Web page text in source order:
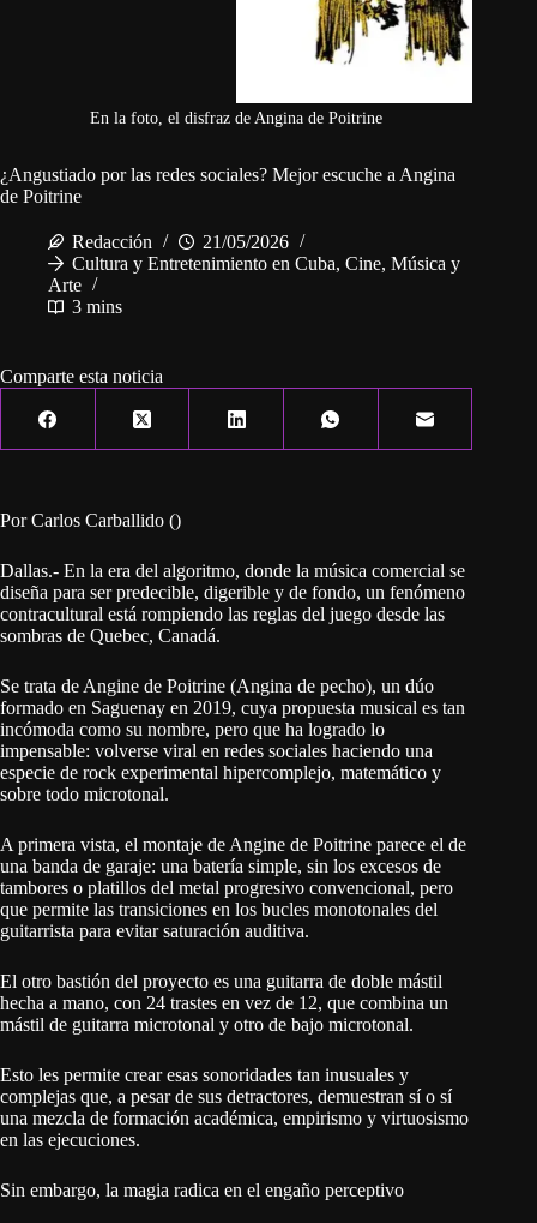
En la foto, el disfraz de Angina de Poitrine
¿Angustiado por las redes sociales? Mejor escuche a Angina
de Poitrine
Redacción
21/05/2026
Cultura y Entretenimiento en Cuba, Cine, Música y
Arte
3 mins
Comparte esta noticia
Por Carlos Carballido ()
Dallas.- En la era del algoritmo, donde la música comercial se
diseña para ser predecible, digerible y de fondo, un fenómeno
contracultural está rompiendo las reglas del juego desde las
sombras de Quebec, Canadá.
Se trata de Angine de Poitrine (Angina de pecho), un dúo
formado en Saguenay en 2019, cuya propuesta musical es tan
incómoda como su nombre, pero que ha logrado lo
impensable: volverse viral en redes sociales haciendo una
especie de rock experimental hipercomplejo, matemático y
sobre todo microtonal.
A primera vista, el montaje de Angine de Poitrine parece el de
una banda de garaje: una batería simple, sin los excesos de
tambores o platillos del metal progresivo convencional, pero
que permite las transiciones en los bucles monotonales del
guitarrista para evitar saturación auditiva.
El otro bastión del proyecto es una guitarra de doble mástil
hecha a mano, con 24 trastes en vez de 12, que combina un
mástil de guitarra microtonal y otro de bajo microtonal.
Esto les permite crear esas sonoridades tan inusuales y
complejas que, a pesar de sus detractores, demuestran sí o sí
una mezcla de formación académica, empirismo y virtuosismo
en las ejecuciones.
Sin embargo, la magia radica en el engaño perceptivo